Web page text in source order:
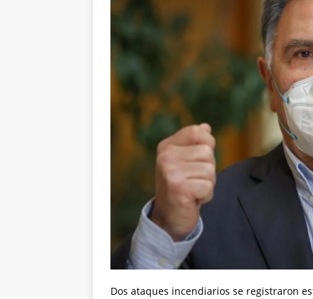
Dos ataques incendiarios se registraron